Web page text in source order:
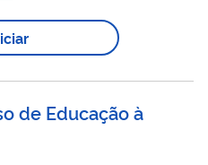
de Educação à